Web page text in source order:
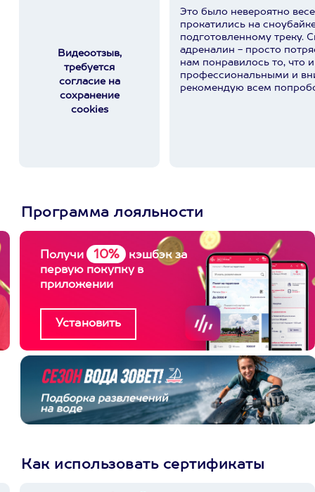
Видеоотзыв,
требуется
согласие на
сохранение
cookies
Это было невероятно
прокатились на
подготовленному треку.
адреналин - просто
нам понравилось то, что
профессиональными и
рекомендую всем
Программа лояльности
Получи 10%
кэшбэк за
первую покупку в
приложении
Как использовать сертификаты